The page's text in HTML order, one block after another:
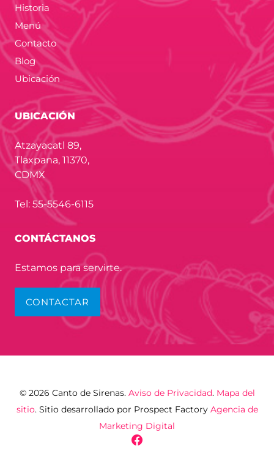
Historia
Menú
Contacto
Blog
Ubicación
UBICACIÓN
Atzayacatl 89,
Tlaxpana, 11370,
CDMX
Tel: 55-5546-6115
CONTÁCTANOS
Estamos para servirte.
CONTACTAR
© 2026 Canto de Sirenas. Aviso de Privacidad. Mapa del
sitio. Sitio desarrollado por Prospect Factory Agencia de
Marketing Digital